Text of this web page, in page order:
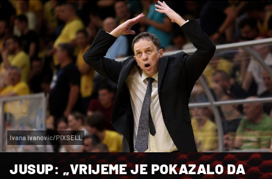
Ivana Ivanovic/PIXSELL
JUSUP: „VRIJEME JE POKAZALO DA